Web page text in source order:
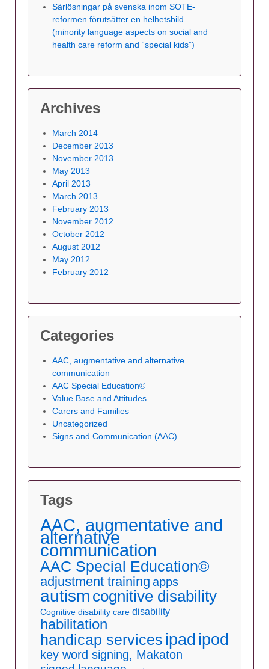
Särlösningar på svenska inom SOTE-
reformen förutsätter en helhetsbild
(minority language aspects on social and
health care reform and “special kids”)
Archives
March 2014
December 2013
November 2013
May 2013
April 2013
March 2013
February 2013
November 2012
October 2012
August 2012
May 2012
February 2012
Categories
AAC, augmentative and alternative
communication
AAC Special Education©
Value Base and Attitudes
Carers and Families
Uncategorized
Signs and Communication (AAC)
Tags
AAC, augmentative and
alternative
communication
AAC Special Education©
adjustment training apps
autism cognitive disability
Cognitive disability care disability
habilitation
handicap services ipadipod
key word signing, Makaton